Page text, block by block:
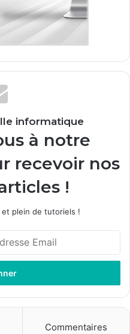
informatique
à notre
recevoir nos
!
plein de tutoriels !
Commentaires